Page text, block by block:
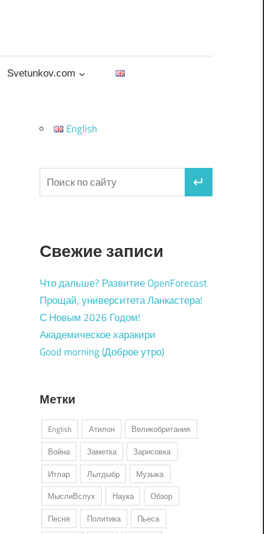
Svetunkov.com
English
Свежие записи
Что дальше? Развитие OpenForecast
Прощай, университета Ланкастера!
С Новым 2026 Годом!
Академическое харакири
Good morning (Доброе утро)
Метки
English Атилон
Великобритания
Война
Заметка
Зарисовка
Итлар
Лытдыбр
Музыка
МыслиВслух
Наука
Обзор
Песня
Политика
Пьеса